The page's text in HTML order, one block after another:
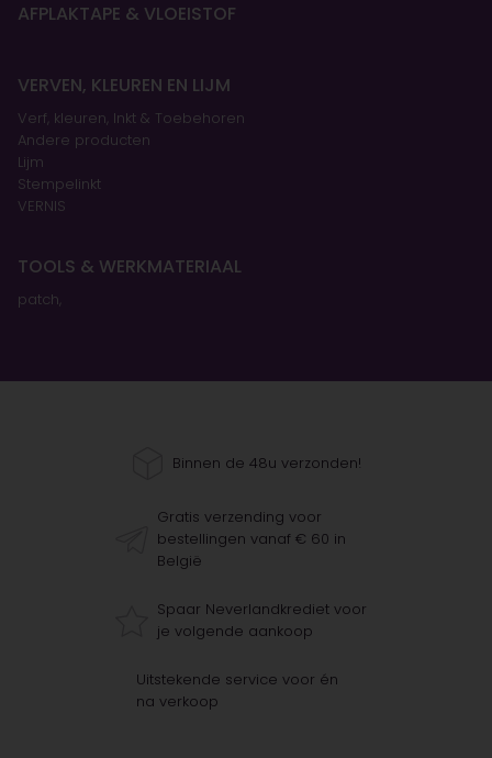
AFPLAKTAPE & VLOEISTOF
VERVEN, KLEUREN EN LIJM
Verf, kleuren, Inkt & Toebehoren
Andere producten
Lijm
Stempelinkt
VERNIS
TOOLS & WERKMATERIAAL
patch,
Binnen de 48u verzonden!
Gratis verzending voor
bestellingen vanaf € 60 in
België
Spaar Neverlandkrediet voor
je volgende aankoop
Uitstekende service voor én
na verkoop